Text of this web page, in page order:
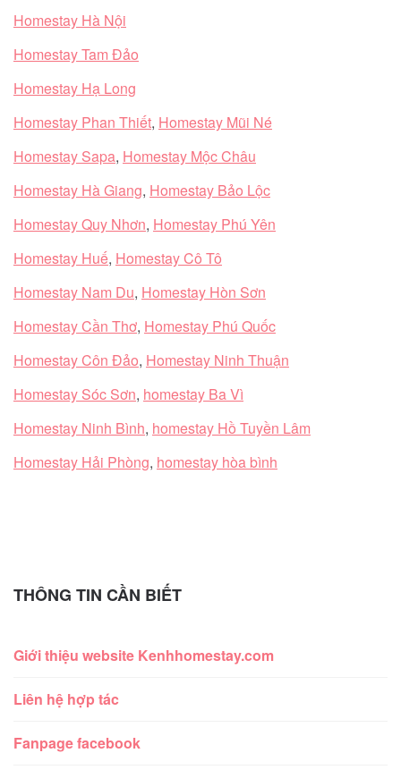
Homestay Hà Nội
Homestay Tam Đảo
Homestay Hạ Long
Homestay Phan Thiết, Homestay Mũi Né
Homestay Sapa, Homestay Mộc Châu
Homestay Hà Giang, Homestay Bảo Lộc
Homestay Quy Nhơn, Homestay Phú Yên
Homestay Huế, Homestay Cô Tô
Homestay Nam Du, Homestay Hòn Sơn
Homestay Cần Thơ, Homestay Phú Quốc
Homestay Côn Đảo, Homestay Ninh Thuận
Homestay Sóc Sơn, homestay Ba Vì
Homestay Ninh Bình, homestay Hồ Tuyền Lâm
Homestay Hải Phòng, homestay hòa bình
THÔNG TIN CẦN BIẾT
Giới thiệu website Kenhhomestay.com
Liên hệ hợp tác
Fanpage facebook